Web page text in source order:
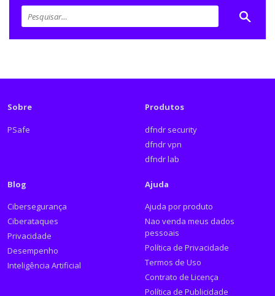
Sobre
PSafe
Produtos
dfndr security
dfndr vpn
dfndr lab
Blog
Cibersegurança
Ciberataques
Privacidade
Desempenho
Inteligência Artificial
Ajuda
Ajuda por produto
Nao venda meus dados
pessoais
Política de Privacidade
Termos de Uso
Contrato de Licença
Política de Publicidade